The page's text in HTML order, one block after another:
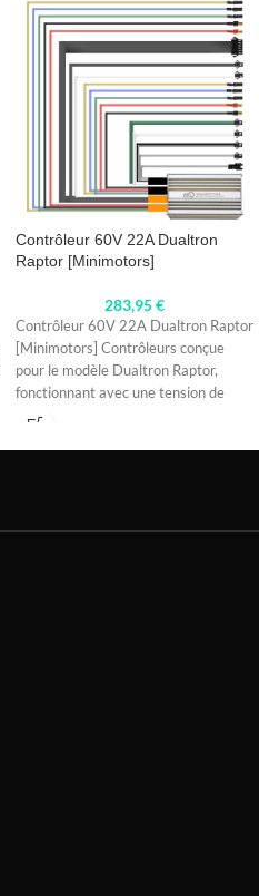
Contrôleur 60V 22A Dualtron
Raptor [Minimotors]
283,95€
Contrôleur 60V 22A Dualtron Raptor
[Minimotors] Contrôleurs conçue
pour le modèle Dualtron Raptor,
fonctionnant avec une tension de
60V et